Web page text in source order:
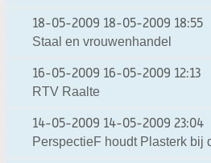
18-05-2009 18-05-2009 18:55
Staal en vrouwenhandel
16-05-2009 16-05-2009 12:13
RTV Raalte
14-05-2009 14-05-2009 23:04
PerspectieF houdt Plasterk bij